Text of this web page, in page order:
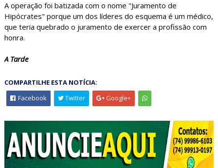
A operação foi batizada com o nome "Juramento de
Hipócrates" porque um dos líderes do esquema é um médico,
que teria quebrado o juramento de exercer a profissão com
honra.
A Tarde
COMPARTILHE ESTA NOTÍCIA:
Facebook
Twitter Google+